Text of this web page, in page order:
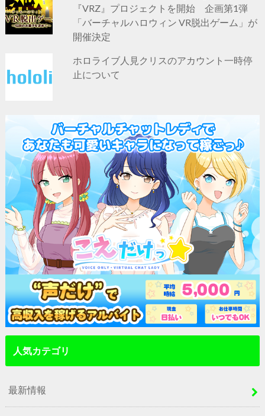
『VRZ』プロジェクトを開始 企画第1弾
「バーチャルハロウィン VR脱出ゲーム」が
開催決定
ホロライブ人見クリスのアカウント一時停
止について
人気カテゴリ
最新情報